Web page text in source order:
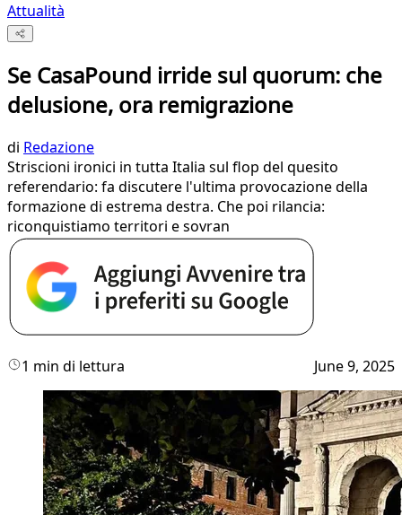
Attualità
Se CasaPound irride sul quorum: che
delusione, ora remigrazione
di Redazione
Striscioni ironici in tutta Italia sul flop del quesito
referendario: fa discutere l'ultima provocazione della
formazione di estrema destra. Che poi rilancia:
riconquistiamo territori e sovran
1 min di lettura June 9, 2025